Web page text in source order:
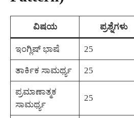
ವಿಷಯ ಪ್ರಶ್ನೆಗಳು
ಇಂಗ್ಲಿಷ್ ಭಾಷೆ 25
ತಾರ್ಕಿಕ ಸಾಮರ್ಥ್ಯ 25
ಪ್ರಮಾಣಾತ್ಮಕ
ಸಾಮರ್ಥ್ಯ
25